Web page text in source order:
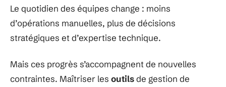
Le quotidien des équipes change : moins
d’opérations manuelles, plus de décisions
stratégiques et d’expertise technique.
Mais ces progrès s’accompagnent de nouvelles
contraintes. Maîtriser les outilsde gestion de